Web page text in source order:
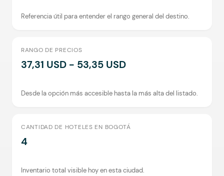
Referencia útil para entender el rango general del destino.
RANGO DE PRECIOS
37,31 USD - 53,35 USD
Desde la opción más accesible hasta la más alta del listado.
CANTIDAD DE HOTELES EN BOGOTÁ
4
Inventario total visible hoy en esta ciudad.